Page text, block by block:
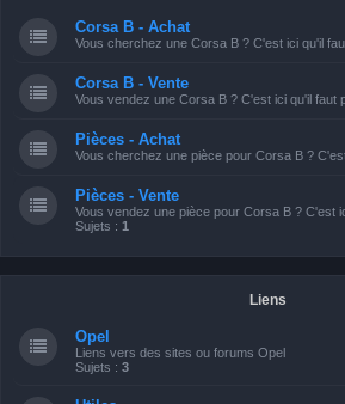
Corsa B - Achat
Vous cherchez une Corsa B ? C'est ici qu'il
Corsa B - Vente
Vous vendez une Corsa B ? C'est ici qu'il faut
Pièces - Achat
Vous cherchez une pièce pour Corsa B ?
Pièces - Vente
Vous vendez une pièce pour Corsa B ? C'est
Sujets : 1
Liens
Opel
Liens vers des sites ou forums Opel
Sujets : 3